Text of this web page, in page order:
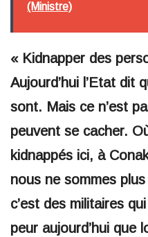
(Ministre)
« Kidnapper des
Aujourd’hui l’Etat dit
sont. Mais ce n’est
peuvent se cacher.
kidnappés ici, à
nous ne sommes
c’est des militaires
peur aujourd’hui que